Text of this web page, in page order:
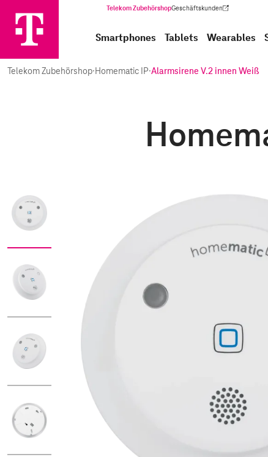
Telekom ZubehörshopGeschäftskunden
(Wird in einem neuen Tab
Smartphones Tablets Wearables
Telekom Zubehörshop·Homematic IP·Alarmsirene V.2 innen Weiß